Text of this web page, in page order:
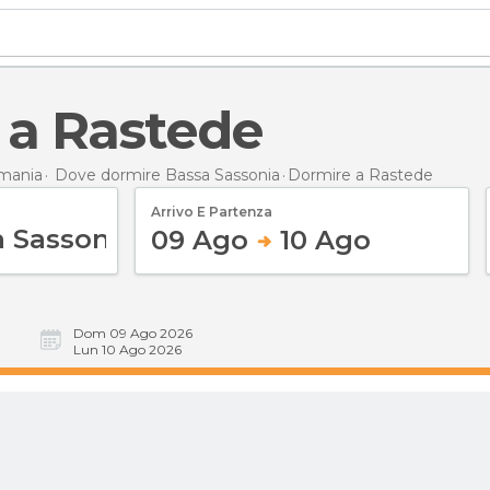
a Rastede
Dove dormire Bassa Sassonia Dormire a Rastede
Arrivo E Partenza
09 Ago 10 Ago
Dom 09 Ago 2026
Lun 10 Ago 2026